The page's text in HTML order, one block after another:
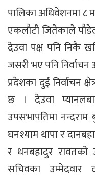
पालिका अधिवेशनमा ८
एकलौटी जितेकाले
देउवा पक्ष पनि निकै
जसरी भए पनि निर्वाचन
प्रदेशका दुई निर्वाचन
छ । देउवा
उपसभापतिमा
घनश्याम थापा र
र धनबहादुर
सचिवका उम्मेदवार